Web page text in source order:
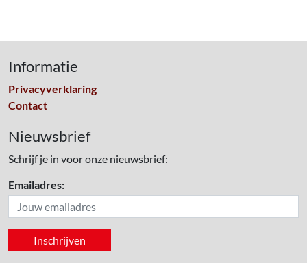
Informatie
Privacyverklaring
Contact
Nieuwsbrief
Schrijf je in voor onze nieuwsbrief:
Emailadres: